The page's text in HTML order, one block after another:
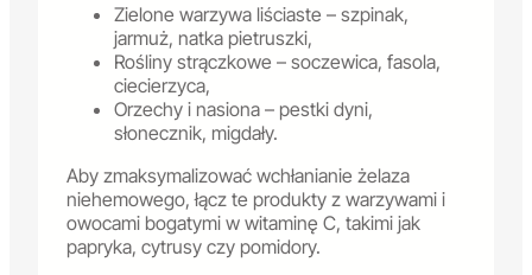
Zielone warzywa liściaste – szpinak,
jarmuż, natka pietruszki,
Rośliny strączkowe – soczewica, fasola,
ciecierzyca,
Orzechy i nasiona – pestki dyni,
słonecznik, migdały.
Aby zmaksymalizować wchłanianie żelaza
niehemowego, łącz te produkty z warzywami i
owocami bogatymi w witaminę C, takimi jak
papryka, cytrusy czy pomidory.